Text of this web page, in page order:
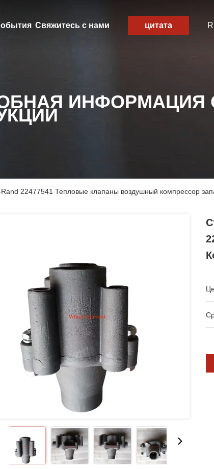
Свяжитесь с нами цитата
ИНФОРМАЦИЯ
22477541 Тепловые клапаны воздушный компрессор